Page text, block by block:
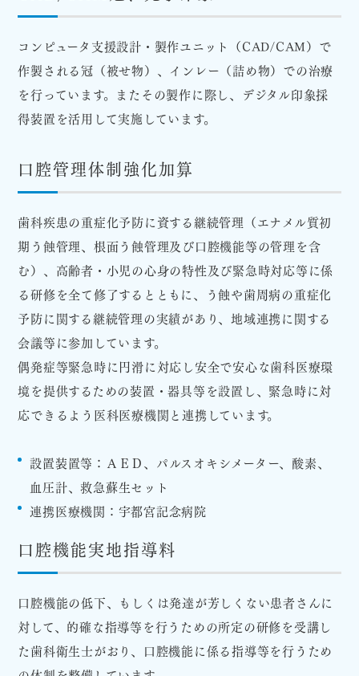
コンピュータ支援設計・製作ユニット（CAD/CAM）で
作製される冠（被せ物）、インレー（詰め物）での治療
を行っています。またその製作に際し、デジタル印象採
得装置を活用して実施しています。
口腔管理体制強化加算
歯科疾患の重症化予防に資する継続管理（エナメル質初
期う蝕管理、根面う蝕管理及び口腔機能等の管理を含
む）、高齢者・小児の心身の特性及び緊急時対応等に係
る研修を全て修了するとともに、う蝕や歯周病の重症化
予防に関する継続管理の実績があり、地域連携に関する
会議等に参加しています。
偶発症等緊急時に円滑に対応し安全で安心な歯科医療環
境を提供するための装置・器具等を設置し、緊急時に対
応できるよう医科医療機関と連携しています。
設置装置等：ＡＥＤ、パルスオキシメーター、酸素、
血圧計、救急蘇生セット
連携医療機関：宇都宮記念病院
口腔機能実地指導料
口腔機能の低下、もしくは発達が芳しくない患者さんに
対して、的確な指導等を行うための所定の研修を受講し
た歯科衛生士がおり、口腔機能に係る指導等を行うため